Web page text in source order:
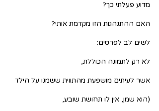
מדוע פעלתי כך?
האם ההתנהגות הזו מקדמת אותי?
לשים לב לפרטים:
לא רק לתמונה הכוללת,
אשר לעיתים מושפעת מהתווית ששמנו על הילד
(הוא שמן, אין לו תחושת שובע,